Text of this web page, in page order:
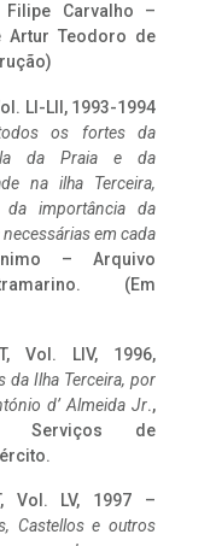
Carvalho –
Artur Teodoro de
LI-LII, 1993-1994
os fortes da
da Praia e da
na ilha Terceira,
importância da
em cada
– Arquivo
(Em
Vol. LIV, 1996,
da Ilha Terceira, por
d’ Almeida Jr.,
Serviços de
Vol. LV, 1997 –
Castellos e outros